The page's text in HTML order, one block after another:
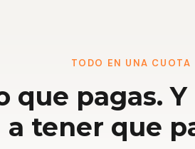
TODO EN UNA CUOTA
que pagas.
a tener que